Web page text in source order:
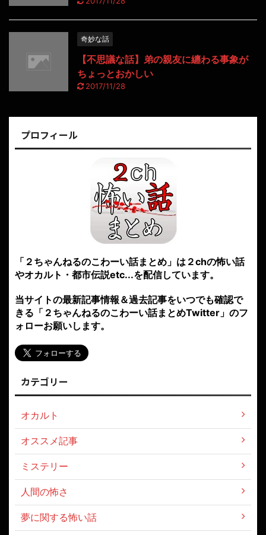
奇妙な話
【不思議な話】弟の親友に纏わる事象が
ちょっとおかしい
2017/11/28
プロフィール
「２ちゃんねるのこわーい話まとめ」は２chの怖い話
やオカルト・都市伝説etc...を配信しています。
当サイトの最新記事情報＆過去記事をいつでも確認で
きる「２ちゃんねるのこわーい話まとめTwitter」のフ
ォローお願いします。
カテゴリー
オカルト
オススメ記事
ミステリー
人間の怖さ
夢に関する怖い話